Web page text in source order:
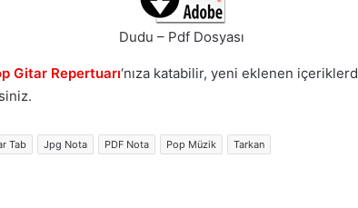
Dudu – Pdf Dosyası
Gitar Repertuarı‘nıza katabilir, yeni eklenen
Tab Jpg Nota PDF Nota Pop Müzik Tarkan